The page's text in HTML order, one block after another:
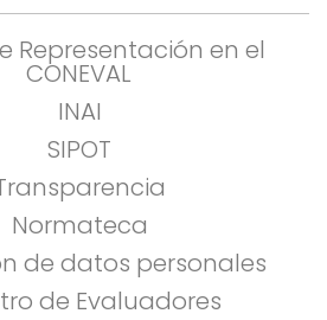
Representación en el
CONEVAL
INAI
SIPOT
Normateca
de datos personales
de Evaluadores